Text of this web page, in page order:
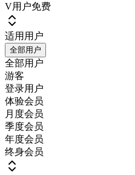
V用户免费
适用用户
全部用户
全部用户
游客
登录用户
体验会员
月度会员
季度会员
年度会员
终身会员